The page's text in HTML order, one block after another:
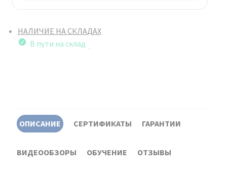
НАЛИЧИЕ НА СКЛАДАХ
В пути на склад
ОПИСАНИЕ СЕРТИФИКАТЫ ГАРАНТИИ
ВИДЕООБЗОРЫ ОБУЧЕНИЕ ОТЗЫВЫ